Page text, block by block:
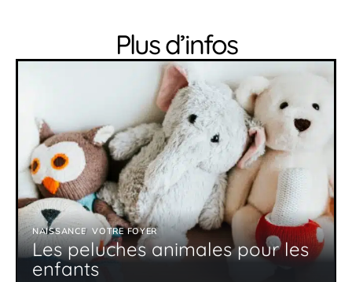
Plus d’infos
NAISSANCE VOTRE FOYER
Les peluches animales pour les
enfants